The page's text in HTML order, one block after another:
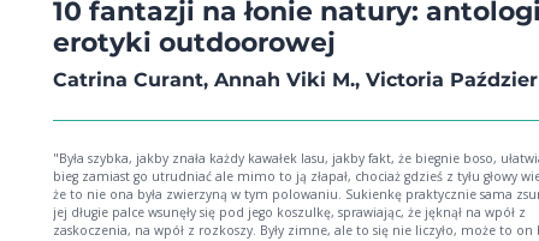
10 fantazji na łonie natury:
erotyki outdoorowej
Catrina Curant, Annah Viki M., Victoria
"Była szybka, jakby znała każdy kawałek lasu, jakby fakt, że biegnie boso,
bieg zamiast go utrudniać ale mimo to ją złapał, chociaż gdzieś z tyłu głowy wiedział,
że to nie ona była zwierzyną w tym polowaniu. Sukienkę praktycznie sama
jej długie palce wsunęły się pod jego koszulkę, sprawiając, że jęknął na wpół z
zaskoczenia, na wpół z rozkoszy. Były zimne, ale to się nie liczyło, może to on